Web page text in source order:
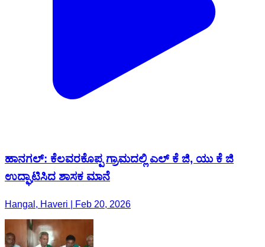
ಹಾನಗಲ್: ಕೆಲವರಕೊಪ್ಪ ಗ್ರಾಮದಲ್ಲಿ ಎಲ್ ಕೆ ಜಿ, ಯು ಕೆ ಜಿ
ಉದ್ಘಾಟಿಸಿದ ಶಾಸಕ ಮಾನೆ
Hangal, Haveri | Feb 20, 2026